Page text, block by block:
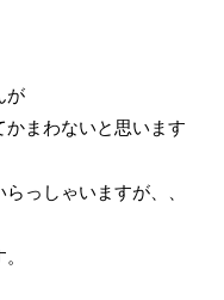
が
まわないと思います
っしゃいますが、、